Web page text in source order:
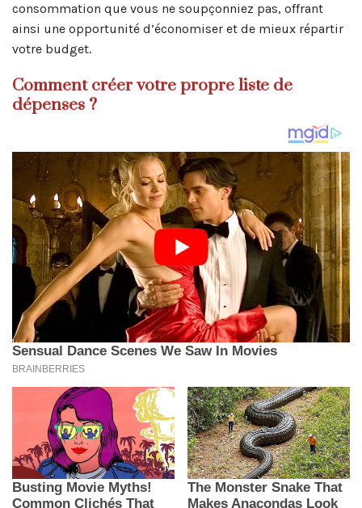
consommation que vous ne soupçonniez pas, offrant
ainsi une opportunité d’économiser et de mieux répartir
votre budget.
Comment créer votre propre liste de
dépenses ?